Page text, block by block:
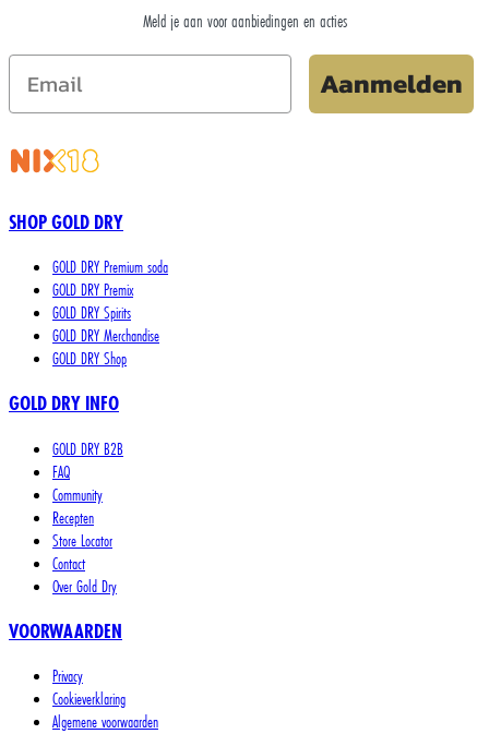
Meld je aan voor aanbiedingen en acties
Aanmelden
SHOP GOLD DRY
GOLD DRY Premium soda
GOLD DRY Premix
GOLD DRY Spirits
GOLD DRY Merchandise
GOLD DRY Shop
GOLD DRY INFO
GOLD DRY B2B
FAQ
Community
Recepten
Store Locator
Contact
Over Gold Dry
VOORWAARDEN
Privacy
Cookieverklaring
Algemene voorwaarden